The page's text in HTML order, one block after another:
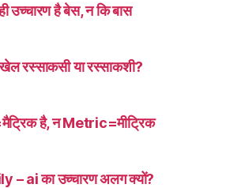
उच्चारण है बेस, न कि बास
रस्साकसी या रस्साकशी?
है, न Metric=मीट्रिक
– ai का उच्चारण अलग क्यों?